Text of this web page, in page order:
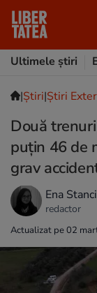
Ultimele știri
|Ştiri|Știri
Două
puțin 46 de
grav
Ena
redactor
Actualizat pe 02